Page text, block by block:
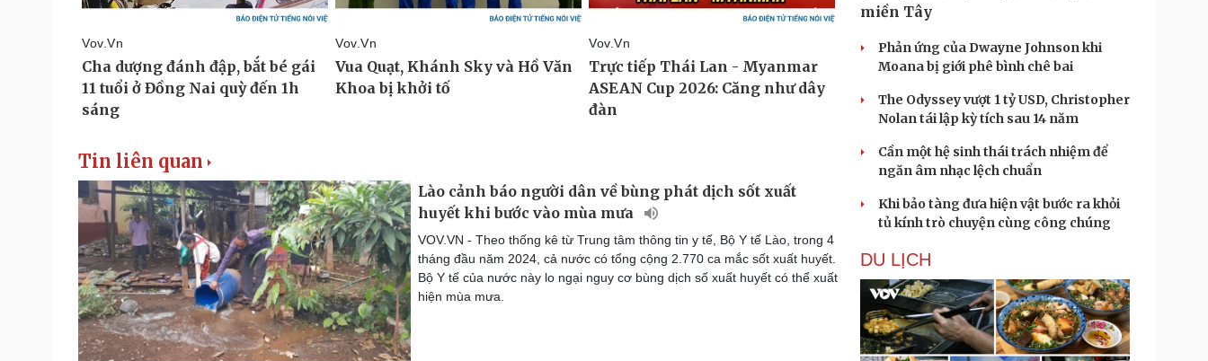
Tin liên quan
Lào cảnh báo người dân về bùng phát dịch sốt xuất
huyết khi bước vào mùa mưa
VOV.VN - Theo thống kê từ Trung tâm thông tin y tế, Bộ Y tế Lào, trong 4
tháng đầu năm 2024, cả nước có tổng cộng 2.770 ca mắc sốt xuất huyết.
Bộ Y tế của nước này lo ngại nguy cơ bùng dịch số xuất huyết có thể xuất
hiện mùa mưa.
miền Tây
Phản ứng của Dwayne Johnson khi
Moana bị giới phê bình chê bai
The Odyssey vượt 1 tỷ USD, Christopher
Nolan tái lập kỳ tích sau 14 năm
Cần một hệ sinh thái trách nhiệm để
ngăn âm nhạc lệch chuẩn
Khi bảo tàng đưa hiện vật bước ra khỏi
tủ kính trò chuyện cùng công chúng
DU LỊCH